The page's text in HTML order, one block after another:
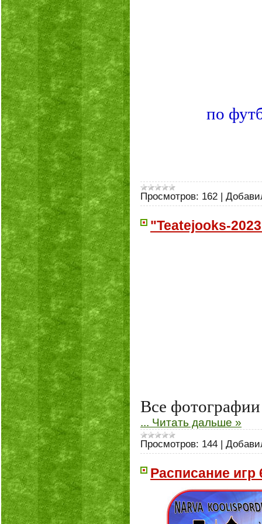
по
Просмотров: 162 |
"Teatejoоks-
Все фотографии
... Читать дальше »
Просмотров: 144 |
Расписание